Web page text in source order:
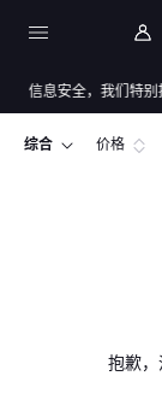
信息安全，我们特别
综合 价格
抱歉